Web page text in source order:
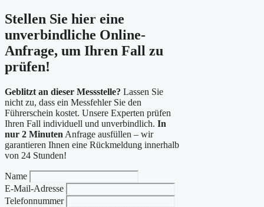
Stellen Sie hier eine
unverbindliche Online-
Anfrage, um Ihren Fall zu
prüfen!
Geblitzt an dieser Messstelle? Lassen Sie
nicht zu, dass ein Messfehler Sie den
Führerschein kostet. Unsere Experten prüfen
Ihren Fall individuell und unverbindlich. In
nur 2 Minuten Anfrage ausfüllen – wir
garantieren Ihnen eine Rückmeldung innerhalb
von 24 Stunden!
Name
E-Mail-Adresse
Telefonnummer